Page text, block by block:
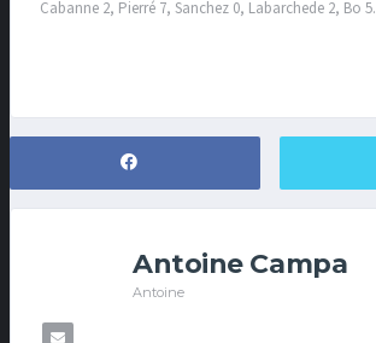
Cabanne 2, Pierré 7, Sanchez 0, Labarchede 2, Bo 5.
Antoine Campa
Antoine